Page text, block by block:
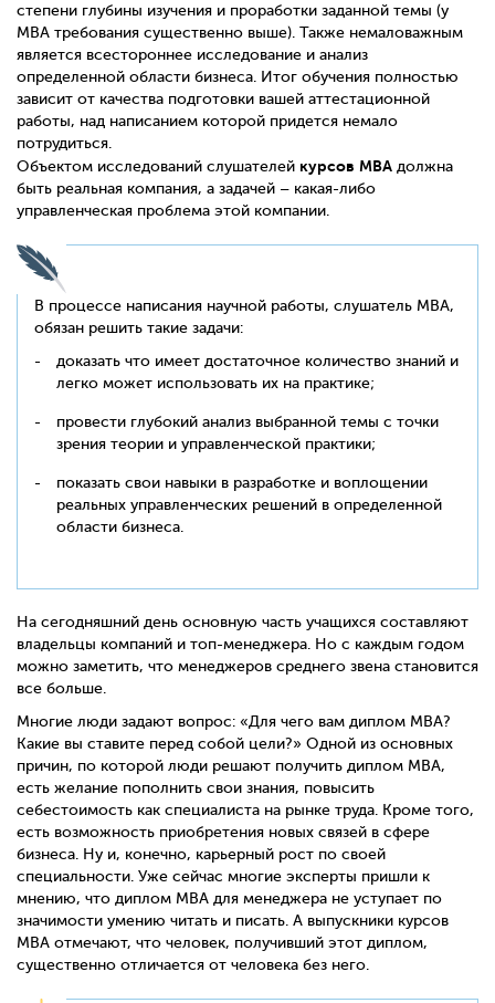
степени глубины изучения и проработки заданной темы (у
MBA требования существенно выше). Также немаловажным
является всестороннее исследование и анализ
определенной области бизнеса. Итог обучения полностью
зависит от качества подготовки вашей аттестационной
работы, над написанием которой придется немало
потрудиться.
Объектом исследований слушателей курсов MBA должна
быть реальная компания, а задачей – какая-либо
управленческая проблема этой компании.
В процессе написания научной работы, слушатель MBA,
обязан решить такие задачи:
доказать что имеет достаточное количество знаний и
легко может использовать их на практике;
провести глубокий анализ выбранной темы с точки
зрения теории и управленческой практики;
показать свои навыки в разработке и воплощении
реальных управленческих решений в определенной
области бизнеса.
На сегодняшний день основную часть учащихся составляют
владельцы компаний и топ-менеджера. Но с каждым годом
можно заметить, что менеджеров среднего звена становится
все больше.
Многие люди задают вопрос: «Для чего вам диплом MBA?
Какие вы ставите перед собой цели?» Одной из основных
причин, по которой люди решают получить диплом MBA,
есть желание пополнить свои знания, повысить
себестоимость как специалиста на рынке труда. Кроме того,
есть возможность приобретения новых связей в сфере
бизнеса. Ну и, конечно, карьерный рост по своей
специальности. Уже сейчас многие эксперты пришли к
мнению, что диплом MBA для менеджера не уступает по
значимости умению читать и писать. А выпускники курсов
MBA отмечают, что человек, получивший этот диплом,
существенно отличается от человека без него.